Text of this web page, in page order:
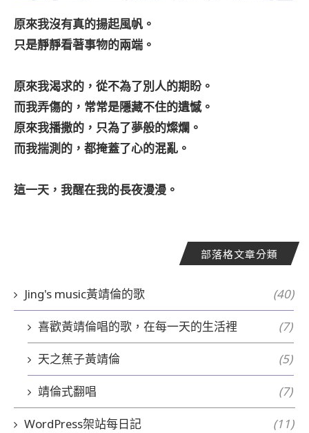
原來我沒有真的揚起風帆。
只是靜靜看著事物的兩端。
原來我渴求的，從不為了別人的期盼。
而我弄傷的，常常是隱藏不住的遺憾。
原來我播撒的，只為了夢般的燦爛。
而我揣測的，都掩蓋了心的混亂。
這一天，我醒在我的長夜漫漫。
部落格文章分類
Jing's music黃靖倫的歌 (40)
喜歡黃靖倫唱的歌，在每一天的生活裡 (7)
天之蕉子黃靖倫 (5)
靖倫式翻唱 (7)
WordPress架站每日記 (11)